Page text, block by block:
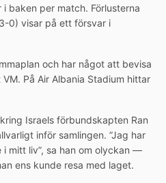
baken per match. Förlusterna
0) visar på ett försvar i
och har något att bevisa
På Air Albania Stadium hittar
Israels förbundskapten Ran
inför samlingen. ”Jag har
mitt liv”, sa han om olyckan —
ens kunde resa med laget.